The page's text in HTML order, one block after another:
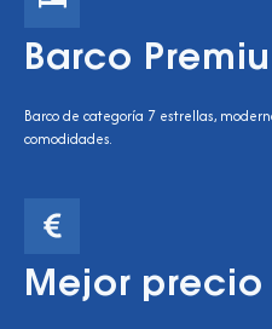
Barco
Barco de categoría 7 estrellas,
comodidades.
Mejor precio